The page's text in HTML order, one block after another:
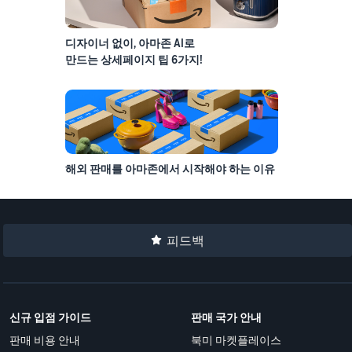
디자이너 없이, 아마존 AI로
만드는 상세페이지 팁 6가지!
해외 판매를 아마존에서 시작해야 하는 이유
피드백
신규 입점 가이드
판매 비용 안내
판매 국가 안내
북미 마켓플레이스